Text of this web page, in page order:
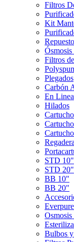
Filtros
Kit
Filtros
Plegados
Carbón
En Linea
Hilados
Regadera
STD 10"
STD 20"
BB 10"
BB 20"
Bulbos